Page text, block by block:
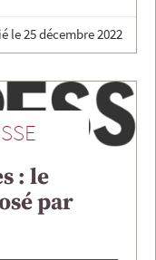
le25 décembre 2022
: le
par